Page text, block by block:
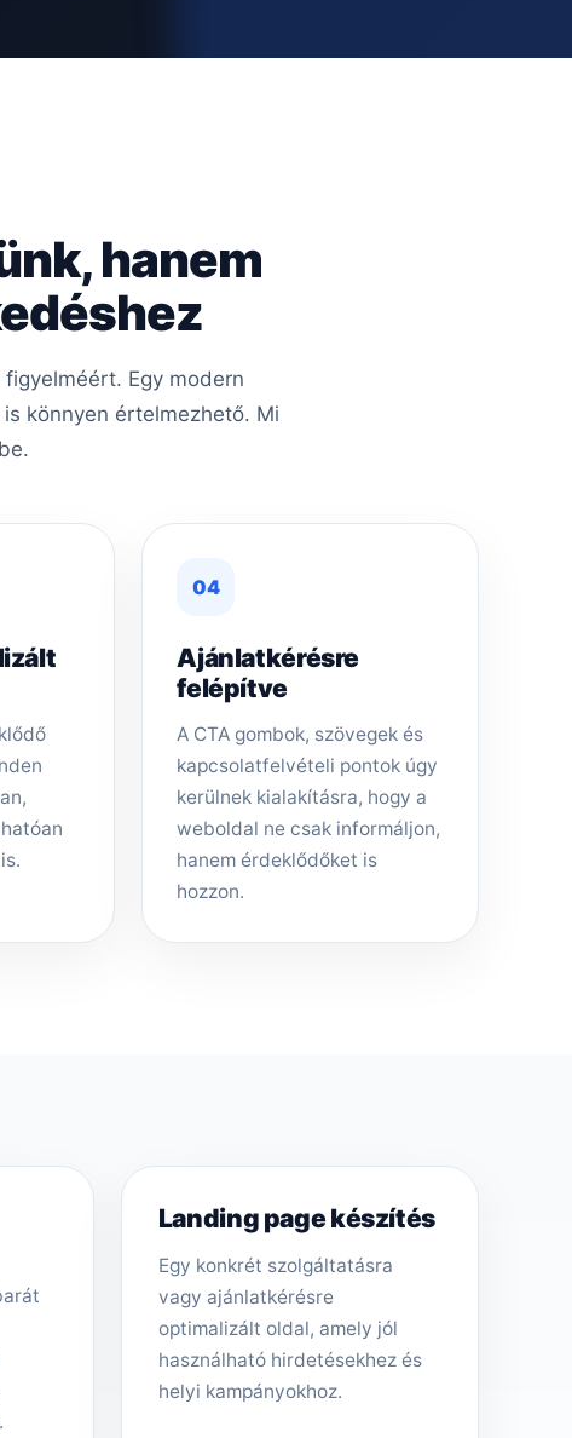
hanem
Egy modern
könnyen értelmezhető. Mi
04
Ajánlatkérésre
felépítve
A CTA gombok, szövegek és
kapcsolatfelvételi pontok úgy
kerülnek kialakításra, hogy a
weboldal ne csak informáljon,
hanem érdeklődőket is
hozzon.
Landing page készítés
Egy konkrét szolgáltatásra
vagy ajánlatkérésre
optimalizált oldal, amely jól
használható hirdetésekhez és
helyi kampányokhoz.